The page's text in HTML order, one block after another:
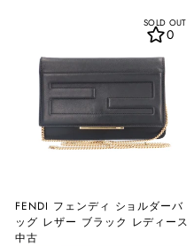
SOLD OUT
FENDI フェンディ ショルダーバ
ッグ レザー ブラック レディース
中古
0